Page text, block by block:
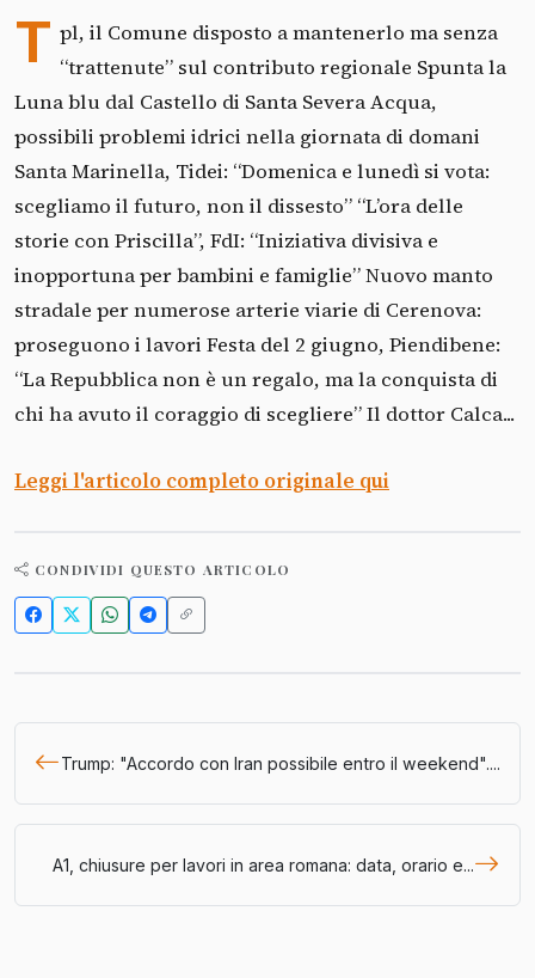
T pl, il Comune disposto a mantenerlo ma senza
“trattenute” sul contributo regionale Spunta la
Luna blu dal Castello di Santa Severa Acqua,
possibili problemi idrici nella giornata di domani
Santa Marinella, Tidei: “Domenica e lunedì si vota:
scegliamo il futuro, non il dissesto” “L’ora delle
storie con Priscilla”, FdI: “Iniziativa divisiva e
inopportuna per bambini e famiglie” Nuovo manto
stradale per numerose arterie viarie di Cerenova:
proseguono i lavori Festa del 2 giugno, Piendibene:
“La Repubblica non è un regalo, ma la conquista di
chi ha avuto il coraggio di scegliere” Il dottor Calca...
Leggi l'articolo completo originale qui
CONDIVIDI QUESTO ARTICOLO
Trump: "Accordo con Iran possibile entro il weekend"....
A1, chiusure per lavori in area romana: data, orario e...